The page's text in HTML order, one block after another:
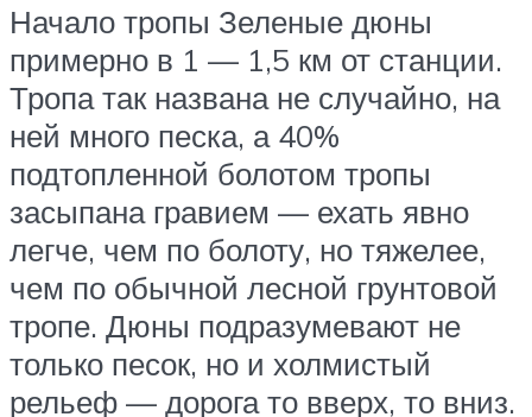
Начало тропы Зеленые дюны
примерно в 1 — 1,5 км от станции.
Тропа так названа не случайно, на
ней много песка, а 40%
подтопленной болотом тропы
засыпана гравием — ехать явно
легче, чем по болоту, но тяжелее,
чем по обычной лесной грунтовой
тропе. Дюны подразумевают не
только песок, но и холмистый
рельеф — дорога то вверх, то вниз.